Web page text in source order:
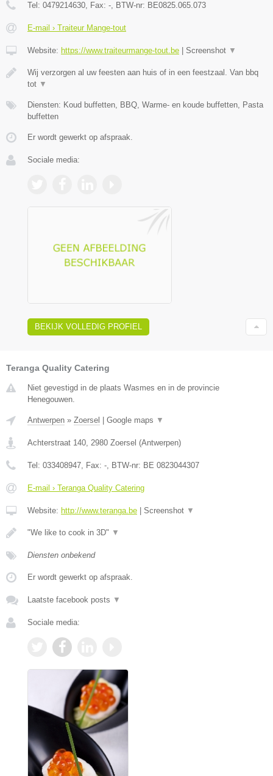
Tel: 0479214630, Fax: -, BTW-nr: BE0825.065.073
E-mail › Traiteur Mange-tout
Website: https://www.traiteurmange-tout.be Screenshot ▼
Wij verzorgen al uw feesten aan huis of in een feestzaal. Van bbq
tot ▼
Diensten: Koud buffetten, BBQ, Warme- en koude buffetten, Pasta
buffetten
Er wordt gewerkt op afspraak.
Sociale media:
BEKIJK VOLLEDIG PROFIEL
Teranga Quality Catering
Niet gevestigd in de plaats Wasmes en in de provincie
Henegouwen.
Antwerpen » Zoersel | Google maps ▼
Achterstraat 140 2980 Zoersel (Antwerpen)
Tel: 033408947 , Fax: - , BTW-nr: BE 0823044307
E-mail › Teranga Quality Catering
Website: http://www.teranga.be | Screenshot ▼
"We like to cook in 3D" ▼
Diensten onbekend
Er wordt gewerkt op afspraak.
Laatste facebook posts ▼
Sociale media: